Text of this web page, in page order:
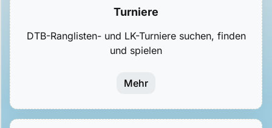
Turniere
DTB-Ranglisten- und LK-Turniere suchen, finden
und spielen
Mehr